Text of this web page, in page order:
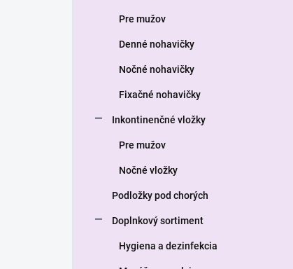
Pre mužov
Denné nohavičky
Nočné nohavičky
Fixačné nohavičky
Inkontinenčné vložky
Pre mužov
Nočné vložky
Podložky pod chorých
Doplnkový sortiment
Hygiena a dezinfekcia